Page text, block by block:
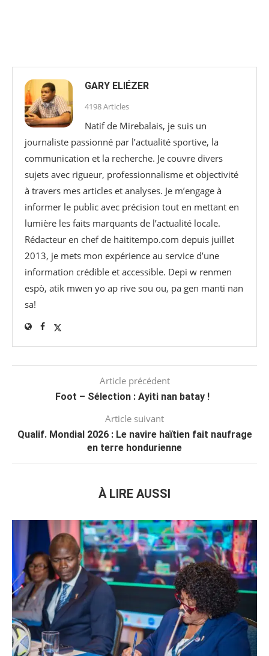
GARY ELIÉZER
4198 Articles
Natif de Mirebalais, je suis un
journaliste passionné par l’actualité sportive, la
communication et la recherche. Je couvre divers
sujets avec rigueur, professionnalisme et objectivité
à travers mes articles et analyses. Je m’engage à
informer le public avec précision tout en mettant en
lumière les faits marquants de l’actualité locale.
Rédacteur en chef de haititempo.com⁠ depuis juillet
2013, je mets mon expérience au service d’une
information crédible et accessible. Depi w renmen
espò, atik mwen yo ap rive sou ou, pa gen manti nan
sa!
Article précédent
Foot – Sélection : Ayiti nan batay !
Article suivant
Qualif. Mondial 2026 : Le navire haïtien fait naufrage
en terre hondurienne
À LIRE AUSSI